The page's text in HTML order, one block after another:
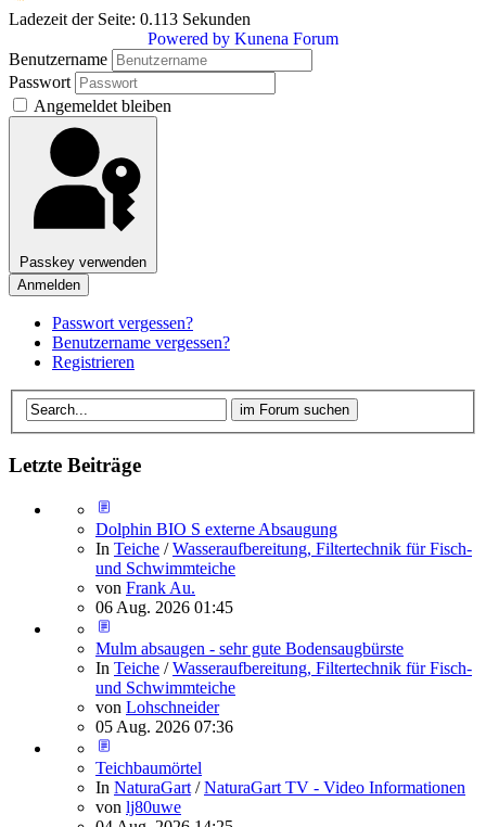
Ladezeit der Seite: 0.113 Sekunden
Powered by Kunena Forum
Benutzername
Passwort
Angemeldet bleiben
Passkey verwenden
Anmelden
Passwort vergessen?
Benutzername vergessen?
Registrieren
Letzte Beiträge
Dolphin BIO S externe Absaugung
In Teiche /Wasseraufbereitung, Filtertechnik für Fisch-
und Schwimmteiche
von Frank Au.
06 Aug. 2026 01:45
Mulm absaugen - sehr gute Bodensaugbürste
In Teiche /Wasseraufbereitung, Filtertechnik für Fisch-
und Schwimmteiche
von Lohschneider
05 Aug. 2026 07:36
Teichbaumörtel
In NaturaGart /NaturaGart TV - Video Informationen
von lj80uwe